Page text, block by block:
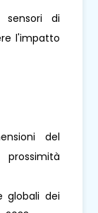
sensori di
l'impatto
del
globali dei